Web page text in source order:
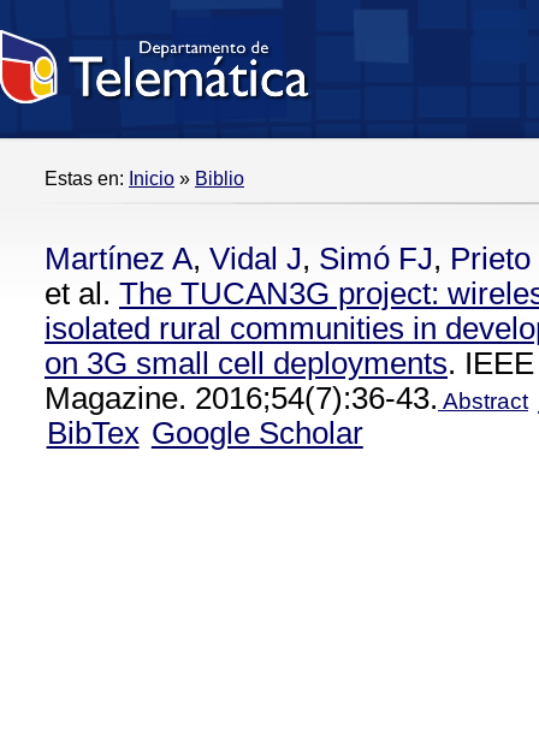
Estas en: Inicio » Biblio
Martínez A, Vidal J, Simó FJ, Prieto
et al. The TUCAN3G project:
isolated rural communities in
on 3G small cell deployments.
Magazine. 2016;54(7):36-43. Abstract
BibTex Google Scholar